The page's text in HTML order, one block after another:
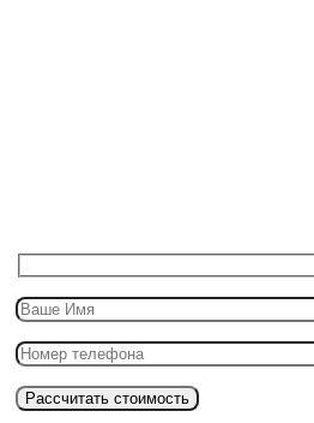
Рассчитать стоимость